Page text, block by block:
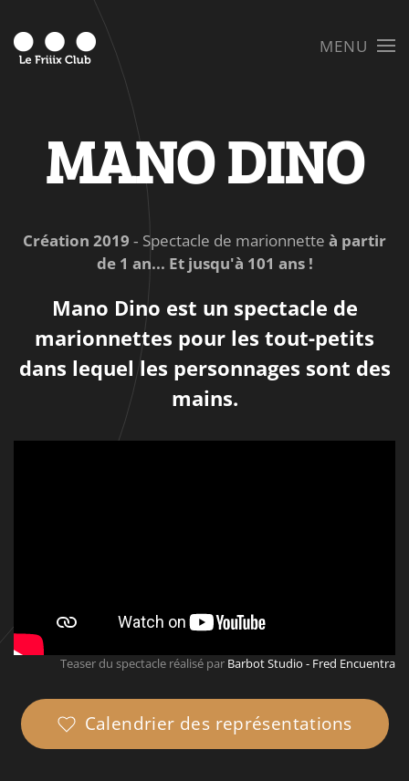
Skip to main content MENU
MANO DINO
Création 2019 ‐ Spectacle de marionnette à partir
de 1 an... Et jusqu'à 101 ans !
Mano Dino est un spectacle de
marionnettes pour les tout-petits
dans lequel les personnages sont des
mains.
Teaser du spectacle réalisé par Barbot Studio - Fred Encuentra
Calendrier des représentations